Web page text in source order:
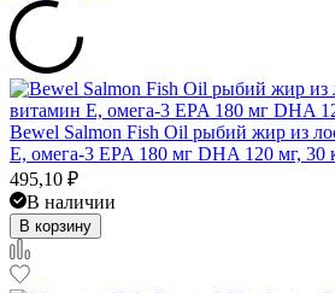
Bewel Salmon Fish Oil рыбий жир из
E, омега-3 EPA 180 мг DHA 120 мг, 30
495,10 ₽
В наличии
В корзину